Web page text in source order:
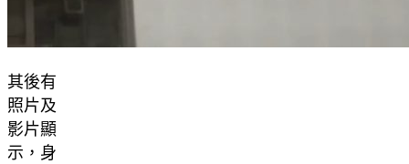
其後有
照片及
影片顯
示，身